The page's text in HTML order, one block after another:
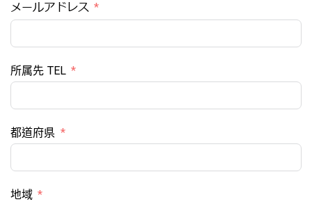
メールアドレス
所属先 TEL
都道府県
地域